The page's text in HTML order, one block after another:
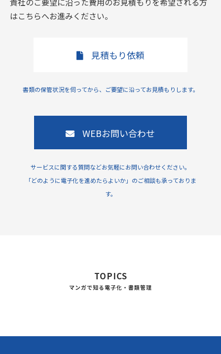
はこちらへお進みください。
見積もり依頼
書類の保管状況を伺ってから、ご要望に沿ってお見積もりします。
WEBお問い合わせ
サービスに関する質問などお気軽にお問い合わせください。
「どのように電子化を進めたらよいか」のご相談も承っておりま
す。
TOPICS
マンガで知る電子化・書類管理